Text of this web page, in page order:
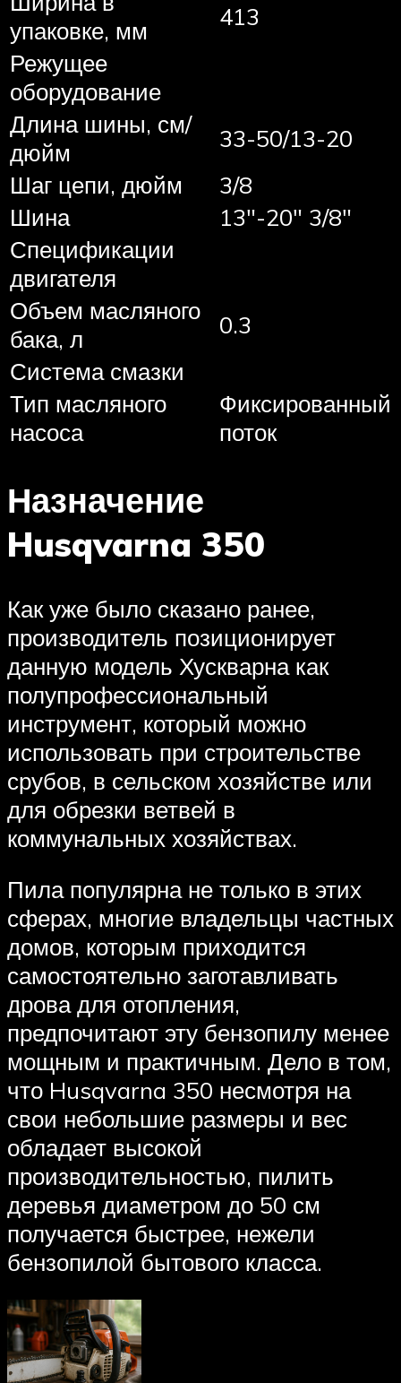
упаковке, мм
413
Режущее
оборудование
Длина шины, см/
дюйм
33-50/13-20
Шаг цепи, дюйм
3/8
Шина
13″-20″ 3/8″
Спецификации
двигателя
Объем масляного
бака, л
0.3
Система смазки
Тип масляного
насоса
Фиксированный
поток
Назначение
Husqvarna 350
Как уже было сказано ранее,
производитель позиционирует
данную модель Хускварна как
полупрофессиональный
инструмент, который можно
использовать при строительстве
срубов, в сельском хозяйстве или
для обрезки ветвей в
коммунальных хозяйствах.
Пила популярна не только в этих
сферах, многие владельцы частных
домов, которым приходится
самостоятельно заготавливать
дрова для отопления,
предпочитают эту бензопилу менее
мощным и практичным. Дело в том,
что Husqvarna 350 несмотря на
свои небольшие размеры и вес
обладает высокой
производительностью, пилить
деревья диаметром до 50 см
получается быстрее, нежели
бензопилой бытового класса.